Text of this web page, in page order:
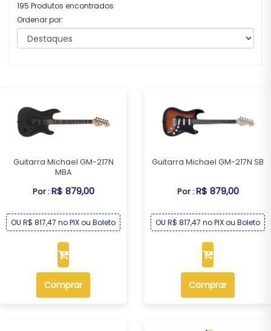
195 Produtos encontrados
Ordenar por:
Guitarra Michael GM-217N
MBA
Por :R$ 879,00
OU R$ 817,47 no PIX ou Boleto
Comprar
Guitarra Michael GM-217N SB
Por :R$ 879,00
OU R$ 817,47 no PIX ou Boleto
Comprar